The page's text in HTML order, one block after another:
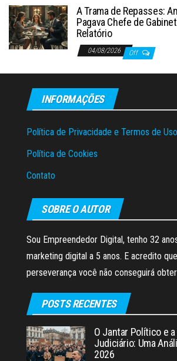
A Trama de Repasses:
Pagava Chefe de
Relatório
04/08/2026 Off
INFORMAÇÕES
Política de Privacidade e Termos de Uso
Política de Cookies
Contato
SOBRE O AUTOR
Sou Empreendedor Digital, tenho 32
marketing digital a 5 anos. E acredito
perseverança você não conseguirá
POSTS RECENTES
O Jantar Político e
Judiciário: Uma
2026